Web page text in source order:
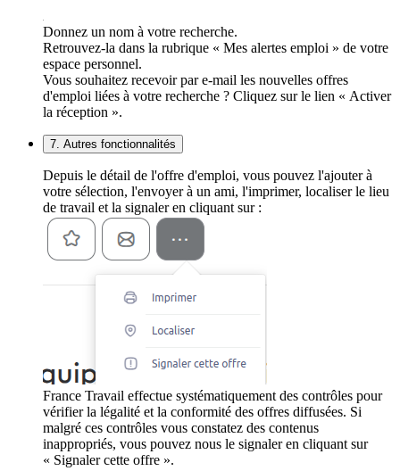
Donnez un nom à votre recherche.
Retrouvez-la dans la rubrique « Mes alertes emploi » de votre
espace personnel.
Vous souhaitez recevoir par e-mail les nouvelles offres
d'emploi liées à votre recherche ? Cliquez sur le lien « Activer
la réception ».
7. Autres fonctionnalités
Depuis le détail de l'offre d'emploi, vous pouvez l'ajouter à
votre sélection, l'envoyer à un ami, l'imprimer, localiser le lieu
de travail et la signaler en cliquant sur :
France Travail effectue systématiquement des contrôles pour
vérifier la légalité et la conformité des offres diffusées. Si
malgré ces contrôles vous constatez des contenus
inappropriés, vous pouvez nous le signaler en cliquant sur
« Signaler cette offre ».